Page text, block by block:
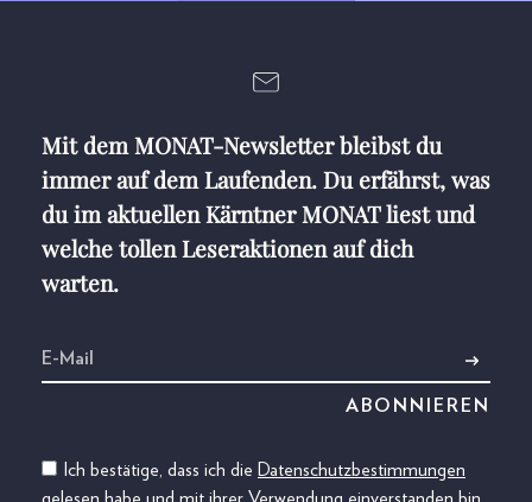
Mit dem MONAT-Newsletter bleibst du
immer auf dem Laufenden. Du erfährst, was
du im aktuellen Kärntner MONAT liest und
welche tollen Leseraktionen auf dich
warten.
Ich bestätige, dass ich die Datenschutzbestimmungen